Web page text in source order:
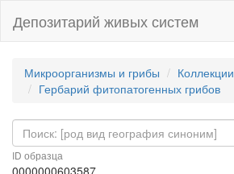
Депозитарий живых систем
Микроорганизмы и грибы
Коллекции
Гербарий фитопатогенных грибов
ID образца
0000000603587